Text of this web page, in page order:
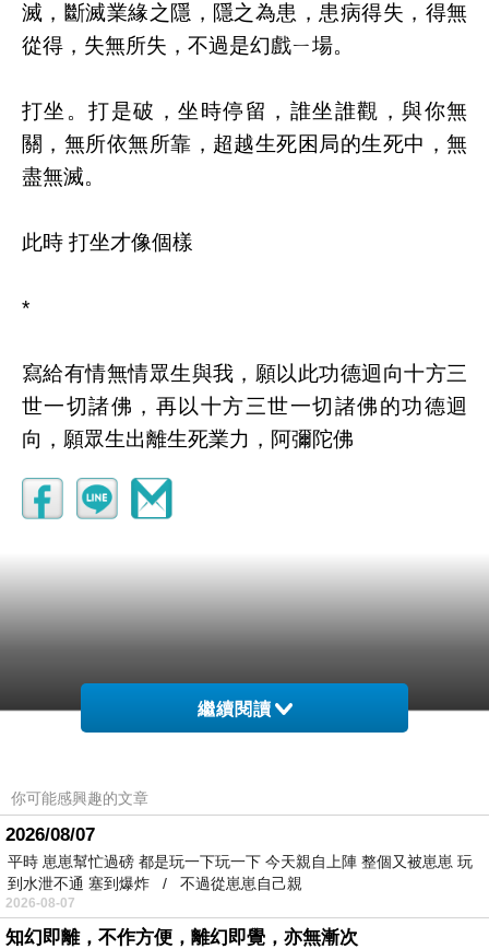
滅，斷滅業緣之隱，隱之為患，患病得失，得無
從得，失無所失，不過是幻戲ㄧ場。
打坐。打是破，坐時停留，誰坐誰觀，與你無
關，無所依無所靠，超越生死困局的生死中，無
盡無滅。
此時 打坐才像個樣
*
寫給有情無情眾生與我，願以此功德迴向十方三
世一切諸佛，再以十方三世一切諸佛的功德迴
向，願眾生出離生死業力，阿彌陀佛
繼續閱讀
你可能感興趣的文章
2026/08/07
平時 崽崽幫忙過磅 都是玩一下玩一下 今天親自上陣 整個又被崽崽 玩
到水泄不通 塞到爆炸 / 不過從崽崽自己親
2026-08-07
知幻即離，不作方便，離幻即覺，亦無漸次